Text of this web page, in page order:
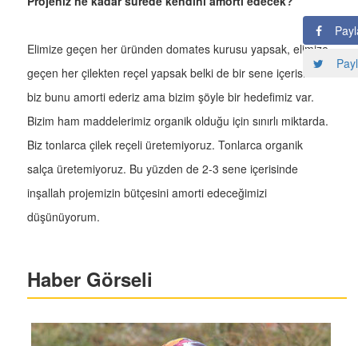
Elimize geçen her üründen domates kurusu yapsak, elimize
geçen her çilekten reçel yapsak belki de bir sene içerisinde
biz bunu amorti ederiz ama bizim şöyle bir hedefimiz var.
Bizim ham maddelerimiz organik olduğu için sınırlı miktarda.
Biz tonlarca çilek reçeli üretemiyoruz. Tonlarca organik
salça üretemiyoruz. Bu yüzden de 2-3 sene içerisinde
inşallah projemizin bütçesini amorti edeceğimizi
düşünüyorum.
Haber Görseli